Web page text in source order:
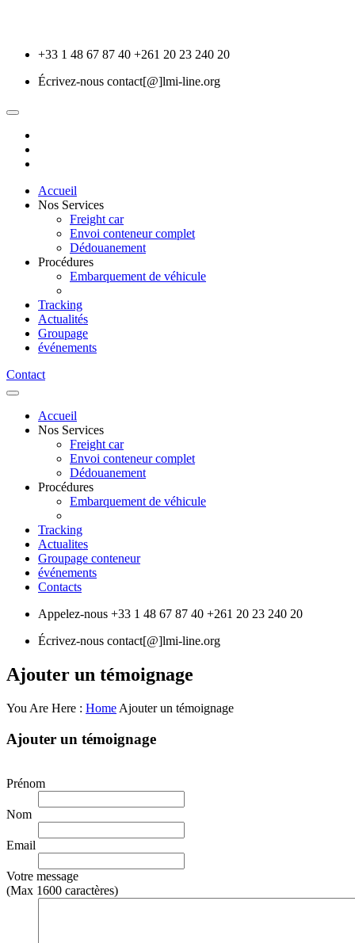
+33 1 48 67 87 40 +261 20 23 240 20
Écrivez-nous contact[@]lmi-line.org
Accueil
Nos Services
Freight car
Envoi conteneur complet
Dédouanement
Procédures
Embarquement de véhicule
Tracking
Actualités
Groupage
événements
Contact
Accueil
Nos Services
Freight car
Envoi conteneur complet
Dédouanement
Procédures
Embarquement de véhicule
Tracking
Actualites
Groupage conteneur
événements
Contacts
Appelez-nous +33 1 48 67 87 40 +261 20 23 240 20
Écrivez-nous contact[@]lmi-line.org
Ajouter un témoignage
You Are Here : Home Ajouter un témoignage
Ajouter un témoignage
Prénom
Nom
Email
Votre message
(Max 1600 caractères)